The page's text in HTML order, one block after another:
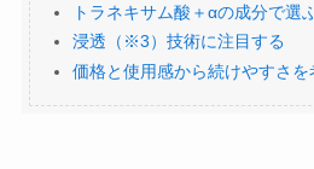
トラネキサム酸＋αの成分で選
浸透（※3）技術に注目する
価格と使用感から続けやすさを